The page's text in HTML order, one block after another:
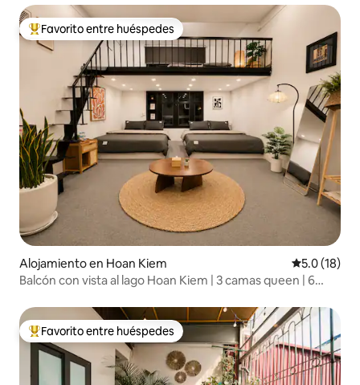
Favorito entre huéspedes preferido
Favorito entre huéspedes
Alojamiento en Hoan Kiem Calificación
5.0 (18)
Balcón con vista al lago Hoan Kiem | 3 camas queen | 6
Favorito entre huéspedes preferido
Favorito entre huéspedes